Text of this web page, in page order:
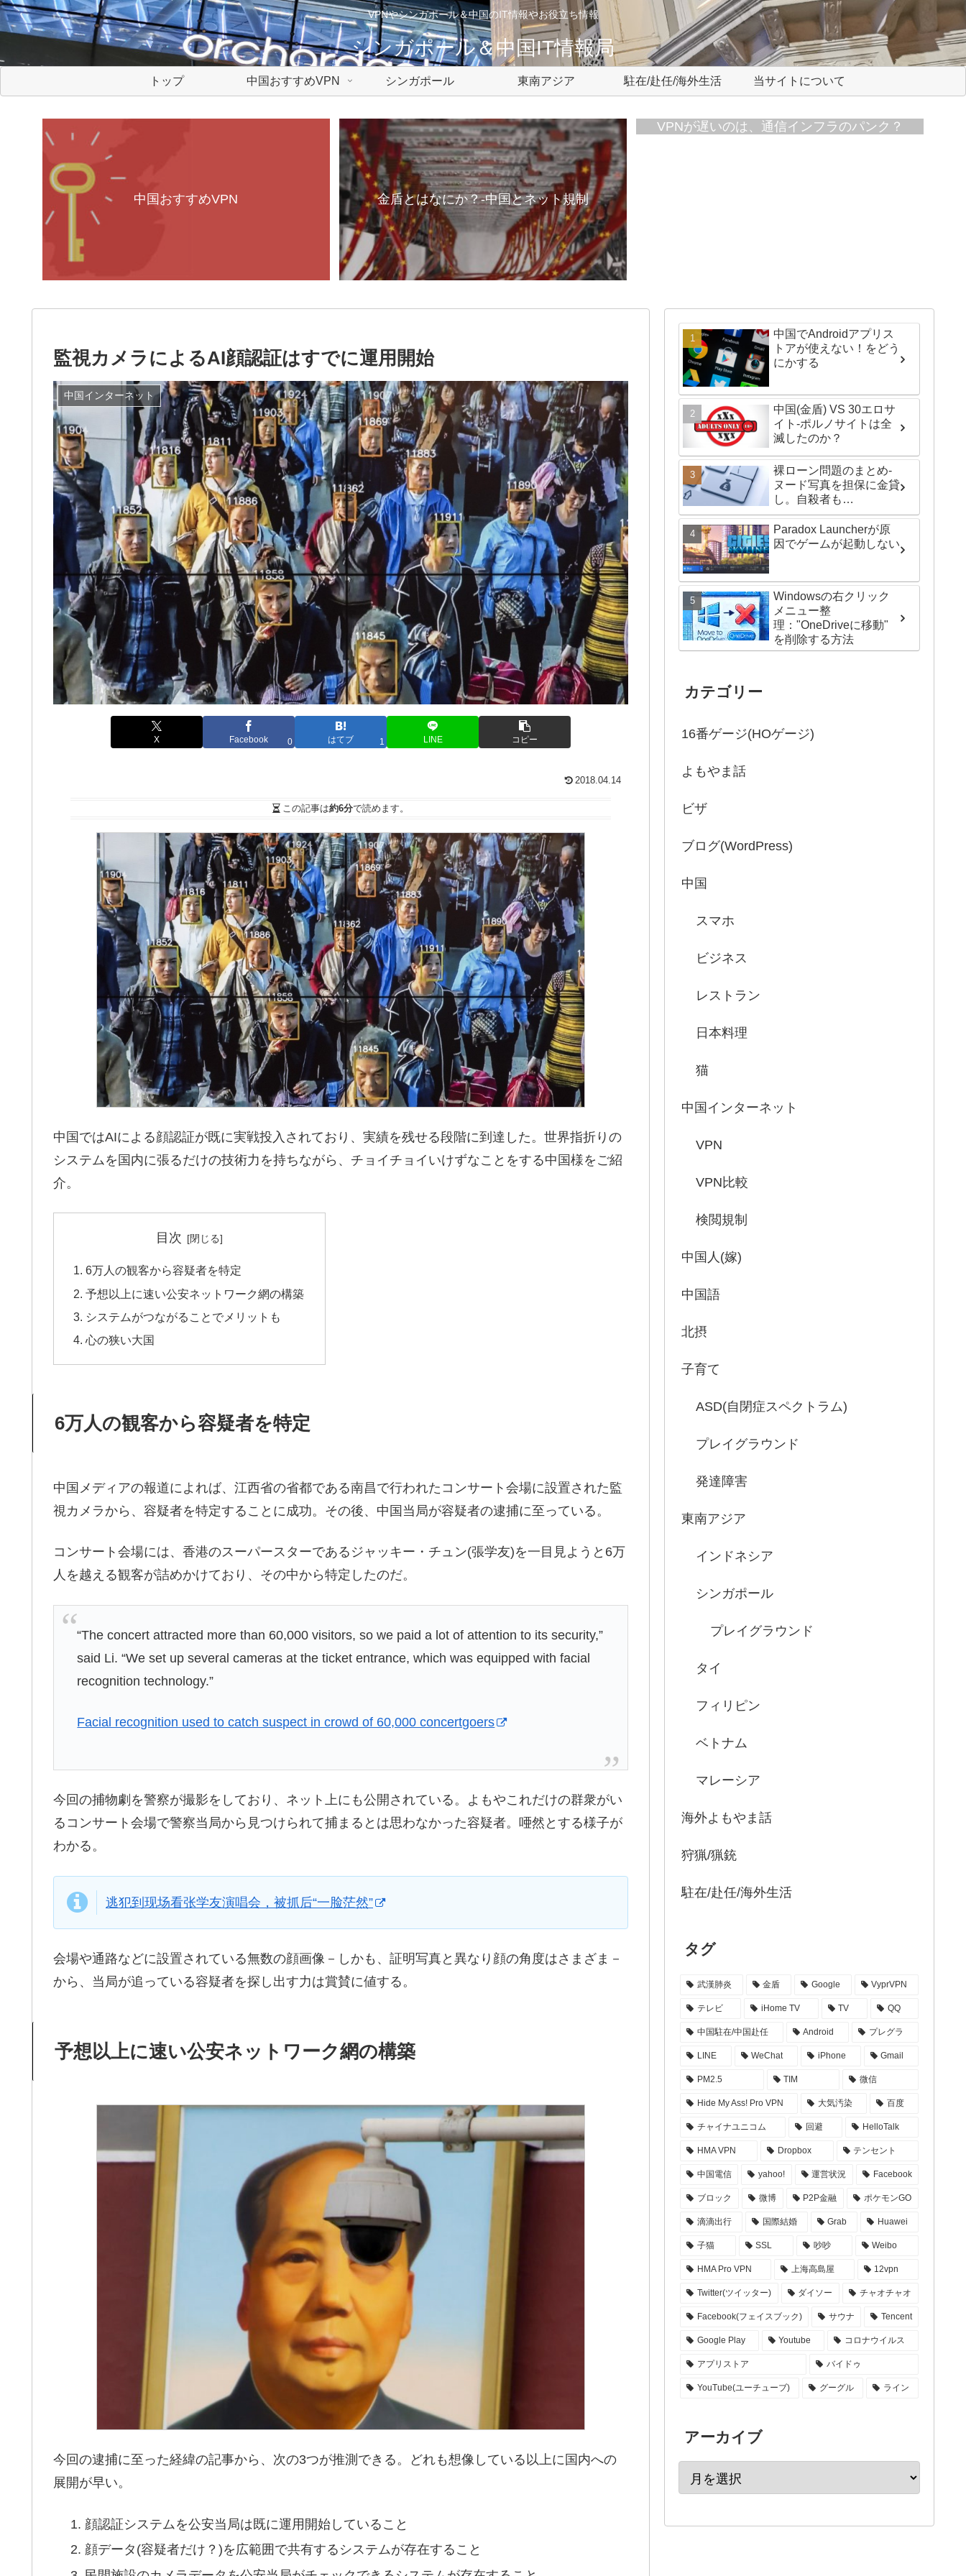
VPNやシンガポール＆中国のIT情報やお役立ち情報
シンガポール＆中国IT情報局
トップ 中国おすすめVPN シンガポール 東南アジア 駐在/赴任/海外生活 当サイトについて
中国おすすめVPN 金盾とはなにか？-中国とネット規制
VPNが遅いのは、通信インフラのパンク？
監視カメラによるAI顔認証はすでに運用開始
中国インターネット
X Facebook 0 はてブ 1 LINE コピー
2018.04.14
この記事は約6分で読めます。
中国ではAIによる顔認証が既に実戦投入されており、実績を残せる段階に到達した。世界指折りの
システムを国内に張るだけの技術力を持ちながら、チョイチョイいけずなことをする中国様をご紹
介。
目次
6万人の観客から容疑者を特定
予想以上に速い公安ネットワーク網の構築
システムがつながることでメリットも
心の狭い大国
6万人の観客から容疑者を特定
中国メディアの報道によれば、江西省の省都である南昌で行われたコンサート会場に設置された監
視カメラから、容疑者を特定することに成功。その後、中国当局が容疑者の逮捕に至っている。
コンサート会場には、香港のスーパースターであるジャッキー・チュン(張学友)を一目見ようと6万
人を越える観客が詰めかけており、その中から特定したのだ。
“The concert attracted more than 60,000 visitors, so we paid a lot of attention to its security,”
said Li. “We set up several cameras at the ticket entrance, which was equipped with facial
recognition technology.”
Facial recognition used to catch suspect in crowd of 60,000 concertgoers
今回の捕物劇を警察が撮影をしており、ネット上にも公開されている。よもやこれだけの群衆がい
るコンサート会場で警察当局から見つけられて捕まるとは思わなかった容疑者。唖然とする様子が
わかる。
逃犯到现场看张学友演唱会，被抓后“一脸茫然”
会場や通路などに設置されている無数の顔画像－しかも、証明写真と異なり顔の角度はさまざま－
から、当局が追っている容疑者を探し出す力は賞賛に値する。
予想以上に速い公安ネットワーク網の構築
今回の逮捕に至った経緯の記事から、次の3つが推測できる。どれも想像している以上に国内への
展開が早い。
顔認証システムを公安当局は既に運用開始していること
顔データ(容疑者だけ？)を広範囲で共有するシステムが存在すること
中国でAndroidアプリス
トアが使えない！をどう
にかする
中国(金盾) VS 30エロサ
イト-ポルノサイトは全
滅したのか？
裸ローン問題のまとめ-
ヌード写真を担保に金貸
し。自殺者も…
Paradox Launcherが原
因でゲームが起動しない
Windowsの右クリック
メニュー整
理："OneDriveに移動"
を削除する方法
カテゴリー
16番ゲージ(HOゲージ)
よもやま話
ビザ
ブログ(WordPress)
中国
スマホ
ビジネス
レストラン
日本料理
猫
中国インターネット
VPN
VPN比較
検閲規制
中国人(嫁)
中国語
北摂
子育て
ASD(自閉症スペクトラム)
プレイグラウンド
発達障害
東南アジア
インドネシア
シンガポール
プレイグラウンド
タイ
フィリピン
ベトナム
マレーシア
海外よもやま話
狩猟/猟銃
駐在/赴任/海外生活
タグ
武漢肺炎 金盾 Google VyprVPN
テレビ iHome TV TV QQ
中国駐在/中国赴任 Android プレグラ
LINE WeChat iPhone Gmail
PM2.5 TIM 微信
Hide My Ass! Pro VPN 大気汚染 百度
チャイナユニコム 回避 HelloTalk
HMA VPN Dropbox テンセント
中国電信 yahoo! 運営状況 Facebook
ブロック 微博 P2P金融 ポケモンGO
滴滴出行 国際結婚 Grab Huawei
子猫 SSL 吵吵 Weibo
HMA Pro VPN 上海高島屋 12vpn
Twitter(ツイッター) ダイソー チャオチャオ
Facebook(フェイスブック) サウナ Tencent
Google Play Youtube コロナウイルス
アプリストア バイドゥ
YouTube(ユーチューブ) グーグル ライン
アーカイブ